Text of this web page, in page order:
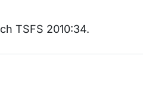
TSFS 2010:34.